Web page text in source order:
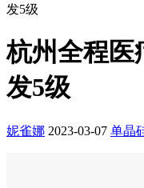
发5级
杭州全程医
发5级
妮雀娜 2023-03-07 单晶